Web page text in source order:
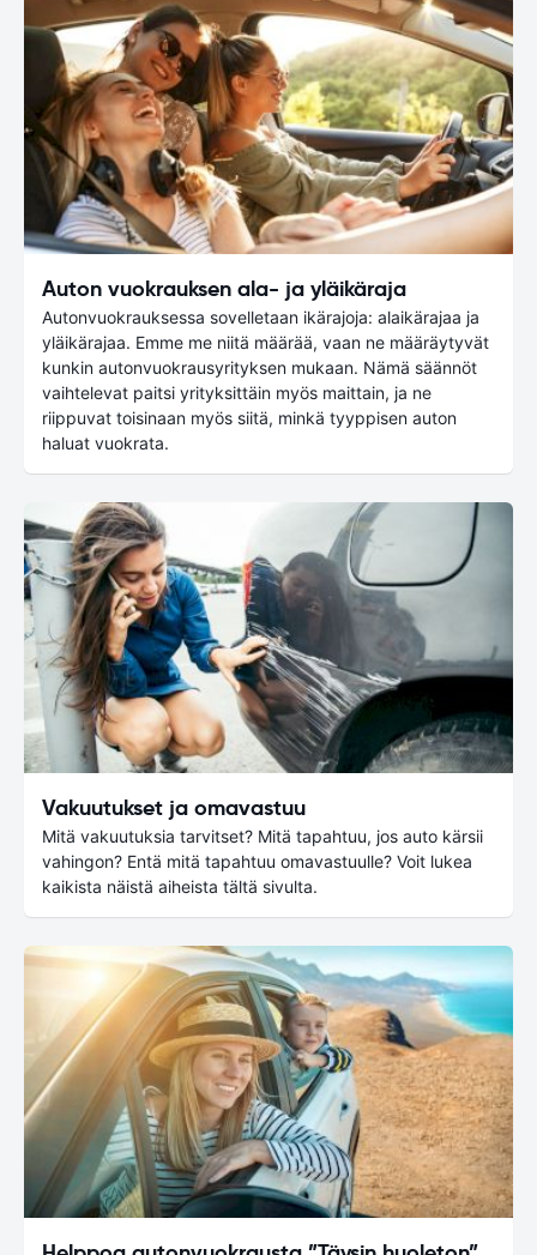
Auton vuokrauksen ala- ja yläikäraja
Autonvuokrauksessa sovelletaan ikärajoja: alaikärajaa ja
yläikärajaa. Emme me niitä määrää, vaan ne määräytyvät
kunkin autonvuokrausyrityksen mukaan. Nämä säännöt
vaihtelevat paitsi yrityksittäin myös maittain, ja ne
riippuvat toisinaan myös siitä, minkä tyyppisen auton
haluat vuokrata.
Vakuutukset ja omavastuu
Mitä vakuutuksia tarvitset? Mitä tapahtuu, jos auto kärsii
vahingon? Entä mitä tapahtuu omavastuulle? Voit lukea
kaikista näistä aiheista tältä sivulta.